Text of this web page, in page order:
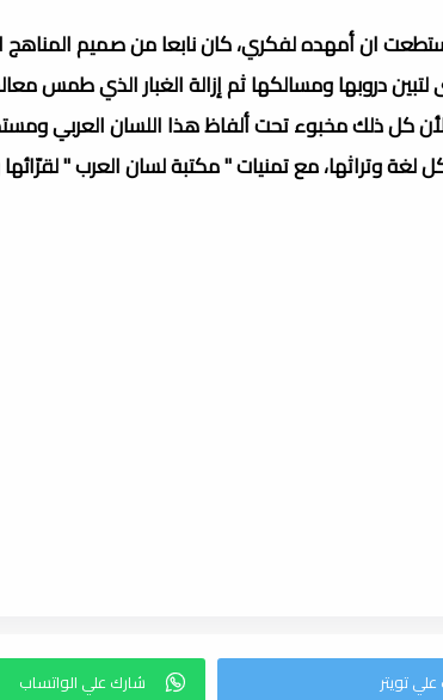
ان أمهده لفكري، كان نابعا من صميم
دروبها ومسالكها ثم إزالة الغبار الذي طمس
كل ذلك مخبوء تحت ألفاظ هذا اللسان العربي
وتراثها، مع تمنيات " مكتبة لسان العرب " لقرّائها